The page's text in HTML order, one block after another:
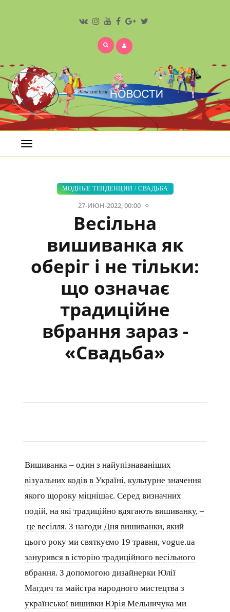
Открыть
меню
МОДНЫЕ ТЕНДЕНЦИИ / СВАДЬБА
27-ИЮН-2022, 00:00
Весільна
вишиванка як
оберіг і не тільки:
що означає
традиційне
вбрання зараз -
«Свадьба»
Вишиванка – один з найупізнаваніших
візуальних кодів в Україні, культурне значення
якого щороку міцнішає. Серед визначних
подій, на які традиційно вдягають вишиванку, –
це весілля. З нагоди Дня вишиванки, який
цього року ми святкуємо 19 травня, vogue.ua
занурився в історію традиційного весільного
вбрання. З допомогою дизайнерки Юлії
Магдич та майстра народного мистецтва з
української вишивки Юрія Мельничука ми